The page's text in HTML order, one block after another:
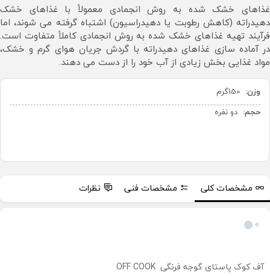
غذاهای خشک شده به روش انجمادی معمولاً با غذاهای خشک
دهیدراته (کاهش رطوبت یا دهیدراسیون) اشتباه گرفته می شوند، اما
فرآیند تهیه غذاهای خشک شده به روش انجمادی کاملاً متفاوت است.
در آماده سازی غذاهای دهیدراته با گردش جریان هوای گرم و خشک،
مواد غذایی بخش زیادی از آب خود را از دست می دهند.
وزن: 150گرم
حجم: دو نفره
مشخصات کلی مشخصات فنی نظرات
آف کوک پاستای گوجه فرنگی OFF COOK